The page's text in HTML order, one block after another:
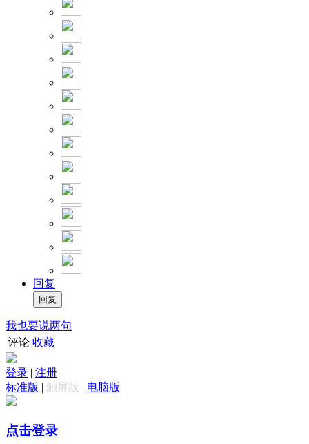
回复
我也要说两句
评论 收藏
登录 | 注册
标准版 | 触屏版 | 电脑版
点击登录